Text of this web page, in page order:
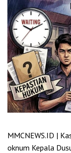
MMCNEWS.ID |
oknum Kepala